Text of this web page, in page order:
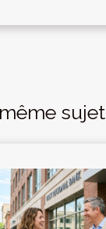
sujet